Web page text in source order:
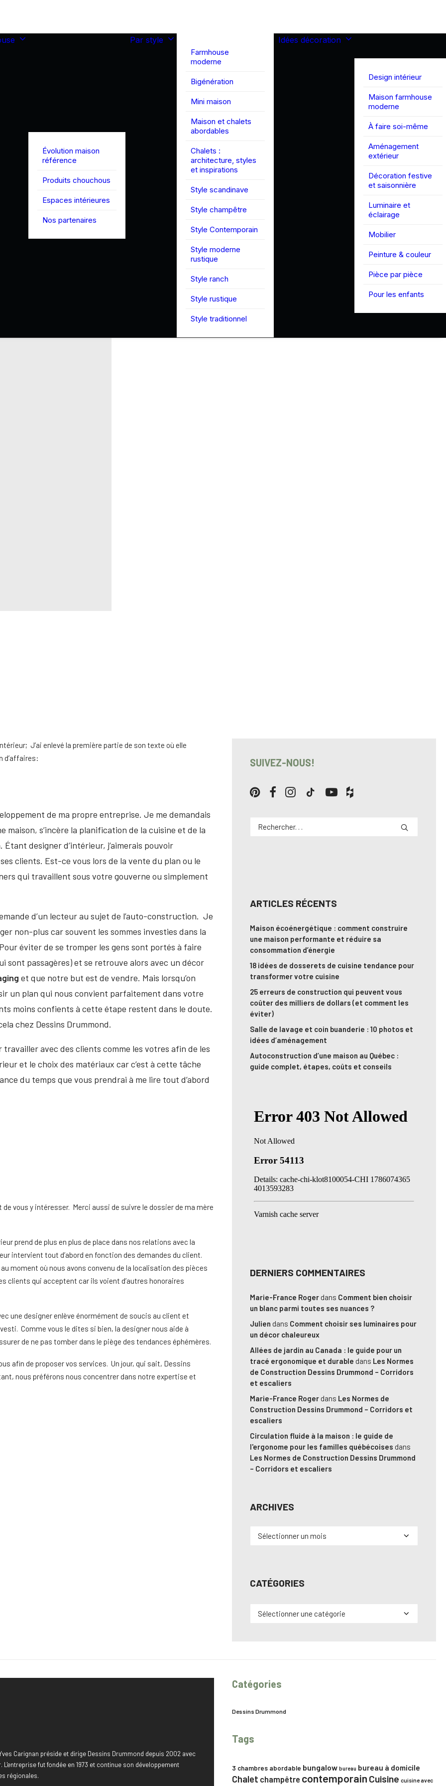
Évolution maison
référence
Produits chouchous
Espaces intérieures
Nos partenaires
Par style
Farmhouse
moderne
Bigénération
Mini maison
Maison et chalets
abordables
Chalets :
architecture, styles
et inspirations
Style scandinave
Style champêtre
Style Contemporain
Style moderne
rustique
Style ranch
Style rustique
Style traditionnel
Idées décoration
Design intérieur
Maison farmhouse
moderne
À faire soi-même
Aménagement
extérieur
Décoration festive
et saisonnière
Luminaire et
éclairage
Mobilier
Peinture & couleur
Pièce par pièce
Pour les enfants
J’ai enlevé la première partie de son texte où elle
d’affaires:
de ma propre entreprise. Je me demandais
maison, s’incère la planification de la cuisine et de la
designer d’intérieur, j’aimerais pouvoir
clients. Est-ce vous lors de la vente du plan ou le
qui travaillent sous votre gouverne ou simplement
d’un lecteur au sujet de l’auto-construction. Je
non-plus car souvent les sommes investies dans la
éviter de se tromper les gens sont portés à faire
sont passagères) et se retrouve alors avec un décor
et que notre but est de vendre. Mais lorsqu’on
un plan qui nous convient parfaitement dans votre
moins confients à cette étape restent dans le doute.
chez Dessins Drummond.
travailler avec des clients comme les votres afin de les
et le choix des matériaux car c’est à cette tâche
du temps que vous prendrai à me lire tout d’abord
vous y intéresser. Merci aussi de suivre le dossier de ma mère
prend de plus en plus de place dans nos relations avec la
intervient tout d’abord en fonction des demandes du client.
moment où nous avons convenu de la localisation des pièces
clients qui acceptent car ils voient d’autres honoraires
une designer enlève énormément de soucis au client et
Comme vous le dites si bien, la designer nous aide à
de ne pas tomber dans le piège des tendances éphémères.
afin de proposer vos services. Un jour, qui sait, Dessins
nous préférons nous concentrer dans notre expertise et
SUIVEZ-NOUS!
ARTICLES RÉCENTS
Maison écoénergétique : comment construire
une maison performante et réduire sa
consommation d’énergie
18 idées de dosserets de cuisine tendance pour
transformer votre cuisine
25 erreurs de construction qui peuvent vous
coûter des milliers de dollars (et comment les
éviter)
Salle de lavage et coin buanderie : 10 photos et
idées d’aménagement
Autoconstruction d’une maison au Québec :
guide complet, étapes, coûts et conseils
DERNIERS COMMENTAIRES
Marie-France Roger dans Comment bien choisir
un blanc parmi toutes ses nuances ?
Julien dans Comment choisir ses luminaires pour
un décor chaleureux
Allées de jardin au Canada : le guide pour un
tracé ergonomique et durable dans Les Normes
de Construction Dessins Drummond – Corridors
et escaliers
Marie-France Roger dans Les Normes de
Construction Dessins Drummond – Corridors et
escaliers
Circulation fluide à la maison : le guide de
l'ergonome pour les familles québécoises dans
Les Normes de Construction Dessins Drummond
– Corridors et escaliers
ARCHIVES
Archives
CATÉGORIES
Catégories
Carignan préside et dirige Dessins Drummond depuis 2002 avec
fut fondée en 1973 et continue son développement
régionales.
Catégories
Dessins Drummond
Tags
3 chambres abordable bungalow bureau bureau à domicile
Chalet champêtre contemporain Cuisine cuisine avec